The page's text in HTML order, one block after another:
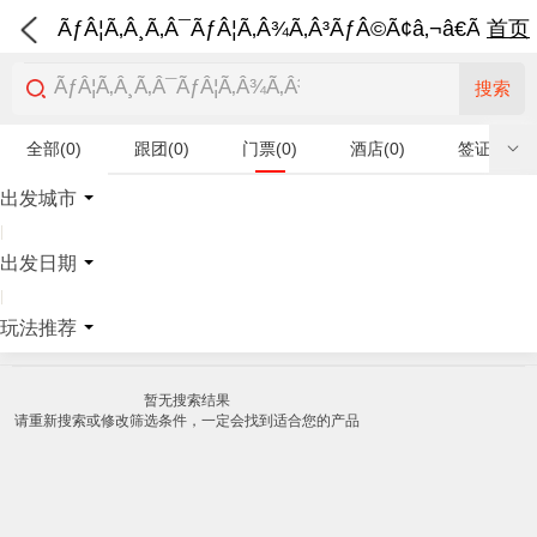
首页
搜索
全部(0) 跟团(0) 门票(0) 酒店(0) 签证(0)
特产商品(0)
出发城市
|
出发日期
|
玩法推荐
暂无搜索结果
请重新搜索或修改筛选条件，一定会找到适合您的产品